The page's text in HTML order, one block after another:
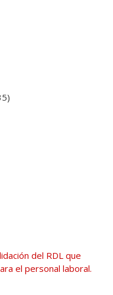
del RDL que
el personal laboral.